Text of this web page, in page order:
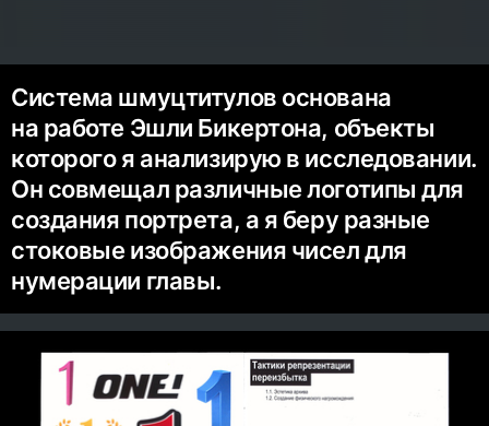
Система шмуцтитулов основана
на работе Эшли Бикертона, объекты
которого я анализирую в исследовании.
Он совмещал различные логотипы для
создания портрета, а я беру разные
стоковые изображения чисел для
нумерации главы.